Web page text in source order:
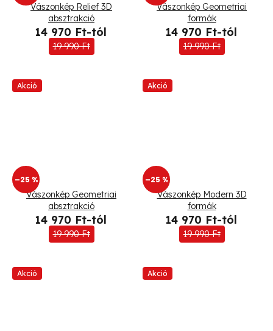
Vászonkép Relief 3D
absztrakció
14 970 Ft-tól
19 990 Ft
Vászonkép Geometriai
formák
14 970 Ft-tól
19 990 Ft
Akció
–25 %
Vászonkép Geometriai
absztrakció
14 970 Ft-tól
19 990 Ft
Akció
–25 %
Vászonkép Modern 3D
formák
14 970 Ft-tól
19 990 Ft
Akció Akció